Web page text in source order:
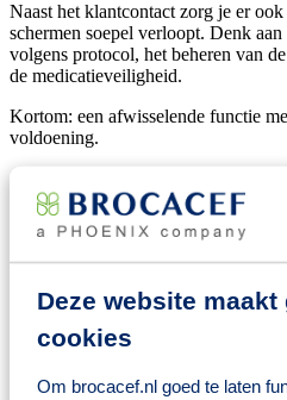
Deze website
cookies
Om brocacef.nl goed te laten
Naast het klantcontact zorg je er
schermen soepel verloopt. Denk
volgens protocol, het beheren van
de medicatieveiligheid.
Kortom: een afwisselende functie
voldoening.
In welke apotheek ga
maken?
medicijnen ophaalt. Gelegen in
met huisartsen en andere
patiënten de best mogelijke zorg te
onze cliënten.